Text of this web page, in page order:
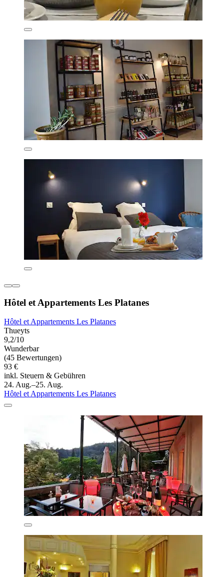
Hôtel et Appartements Les Platanes
Hôtel et Appartements Les Platanes
Thueyts
9,2/10
Wunderbar
(45 Bewertungen)
93 €
inkl. Steuern & Gebühren
24. Aug.–25. Aug.
Hôtel et Appartements Les Platanes